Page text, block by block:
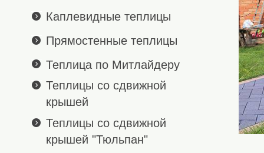
Каплевидные теплицы
Прямостенные теплицы
Теплица по Митлайдеру
Теплицы со сдвижной
крышей
Теплицы со сдвижной
крышей "Тюльпан"